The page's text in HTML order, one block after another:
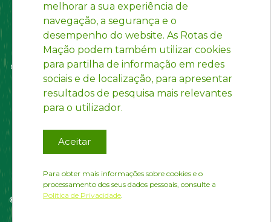
© Rotas de Mação | Developed by
melhorar a sua experiência de
navegação, a segurança e o
desempenho do website. As Rotas de
Mação podem também utilizar cookies
para partilha de informação em redes
sociais e de localização, para apresentar
resultados de pesquisa mais relevantes
para o utilizador.
Aceitar
Para obter mais informações sobre cookies e o
processamento dos seus dados pessoais, consulte a
Política de Privacidade.